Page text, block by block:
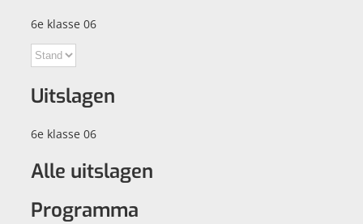
6e klasse 06
Uitslagen
6e klasse 06
Alle uitslagen
Programma